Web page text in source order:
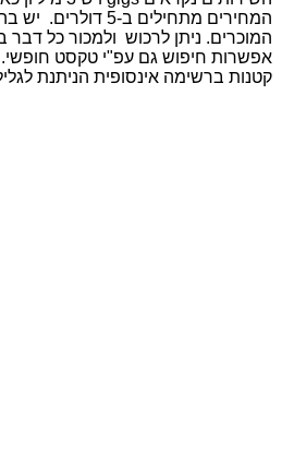
המחירים מתחילים ב-5
קטנות ברשימה אינסופית הניתנת